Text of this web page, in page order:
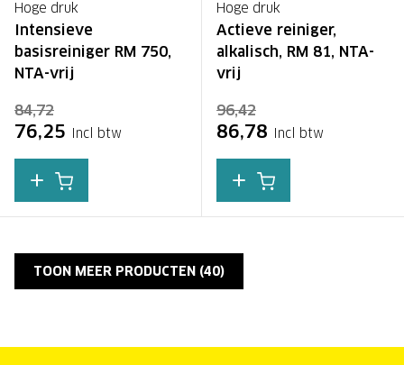
Hoge druk
Intensieve
basisreiniger RM 750,
NTA-vrij
84,72
76,25 Incl btw
Hoge druk
Actieve reiniger,
alkalisch, RM 81, NTA-
vrij
96,42
86,78 Incl btw
TOON MEER PRODUCTEN (40)